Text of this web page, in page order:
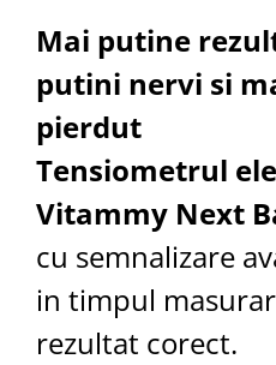
Mai putine
putini nervi si
pierdut
Tensiometrul
Vitammy Next
cu semnalizare
in timpul
rezultat corect.